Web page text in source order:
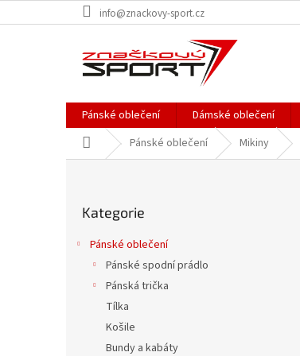
na
info@znackovy-sport.cz
Pánské oblečení Dámské oblečení
Domů Pánské oblečení Mikiny
kategorie
Kategorie
Pánské oblečení
Pánské spodní prádlo
Pánská trička
Tílka
Košile
Bundy a kabáty